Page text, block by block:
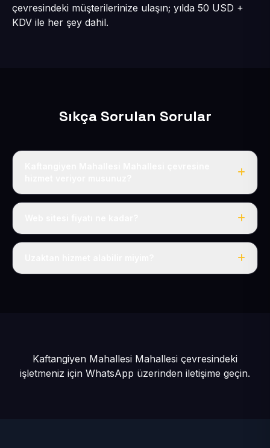
çevresindeki müşterilerinize ulaşın; yılda 50 USD +
KDV ile her şey dahil.
Sıkça Sorulan Sorular
Evet, Kaftangiyen Mahallesi dahil tüm Pınarbaşı ve
Tek fiyat: yılda 50 USD + KDV, her şey dahil.
Kaftangiyen Mahallesi Mahallesi çevresindeki
işletmeniz için WhatsApp üzerinden iletişime geçin.